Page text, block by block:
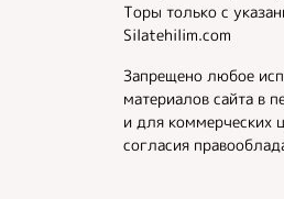
Торы только с
Silatehilim.com
Запрещено любое
материалов сайта в
и для коммерческих
согласия